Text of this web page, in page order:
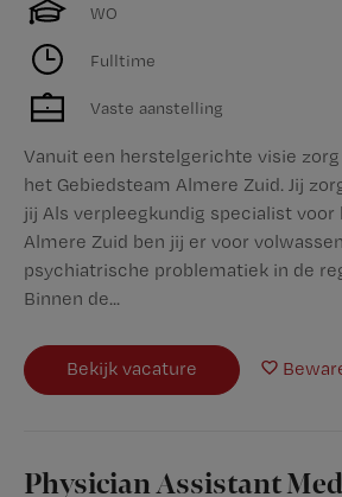
WO
Fulltime
Vaste aanstelling
Vanuit een herstelgerichte visie
het Gebiedsteam Almere Zuid. Jij
jij Als verpleegkundig specialist voor
Almere Zuid ben jij er voor
psychiatrische problematiek in de
Binnen de...
Bekijk vacature
Physician Assistant